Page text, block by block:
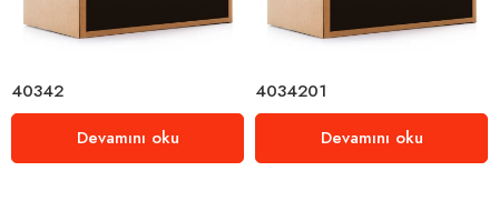
40342
Devamını oku
4034201
Devamını oku